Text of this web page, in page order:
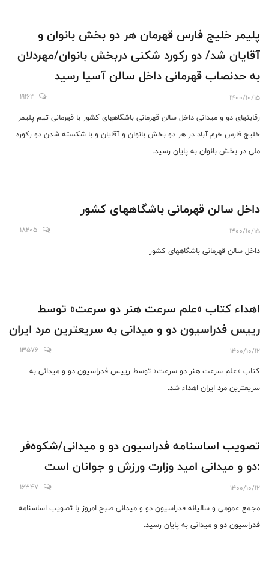
پلیمر خلیج فارس قهرمان هر دو بخش بانوان و
آقایان شد/ دو رکورد شکنی دربخش بانوان/مهردلان
به حدنصاب قهرمانی داخل سالن آسیا رسید
1400/10/15
19162
رقابتهای دو و میدانی داخل سالن قهرمانی باشگاههای کشور با قهرمانی تیم پلیمر
خلیج فارس خرم آباد در هر دو بخش بانوان و آقایان و با شکسته شدن دو رکورد
ملی در بخش بانوان به پایان رسید.
داخل سالن قهرمانی باشگاههای کشور
1400/10/15
18205
داخل سالن قهرمانی باشگاههای کشور
اهداء کتاب «علم سرعت هنر دو سرعت» توسط
رییس فدراسیون دو و میدانی به سریعترین مرد ایران
1400/10/12
13576
کتاب «علم سرعت هنر دو سرعت» توسط رییس فدراسیون دو و میدانی به
سریعترین مرد ایران اهداء شد.
تصویب اساسنامه فدراسیون دو و میدانی/شکوه‌فر
:دو و میدانی امید وزارت ورزش و جوانان است
1400/10/12
16347
مجمع عمومی و سالیانه فدراسیون دو و میدانی صبح امروز با تصویب اساسنامه
فدراسیون دو و میدانی به پایان رسید.